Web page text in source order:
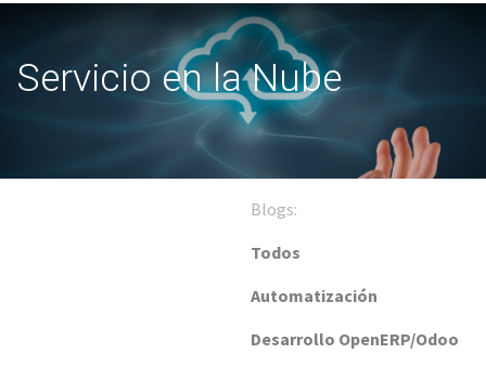
Servicio en la Nube
Blogs:
Todos
Automatización
Desarrollo OpenERP/Odoo